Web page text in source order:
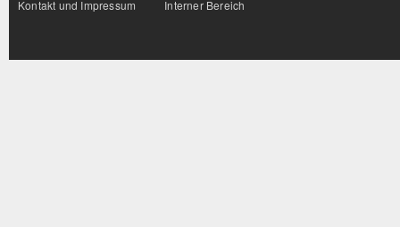
Kontakt und Impressum Interner Bereich